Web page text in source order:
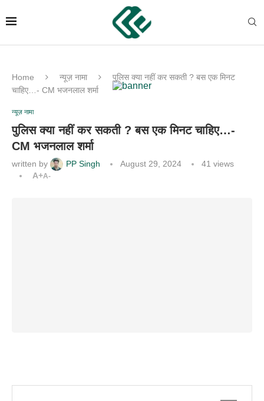
Home न्यूज़ नामा
पुलिस क्या नहीं कर सकती ? बस एक मिनट
चाहिए…- CM भजनलाल शर्मा
न्यूज़ नामा
पुलिस क्या नहीं कर सकती ? बस एक मिनट चाहिए…-
CM भजनलाल शर्मा
written by PP Singh August 29, 2024 41 views
A+A-